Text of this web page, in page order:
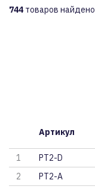
744 товаров найдено
Артикул
1 PT2-D
2
PT2-A